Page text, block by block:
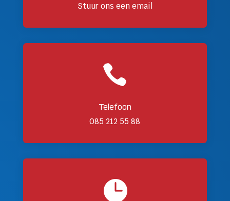
Stuur ons een email

Telefoon
085 212 55 88
